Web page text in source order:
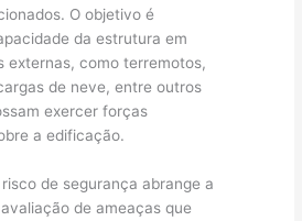
O objetivo é
da estrutura em
externas, como terremotos,
de neve, entre outros
exercer forças
a edificação.
de segurança abrange a
de ameaças que